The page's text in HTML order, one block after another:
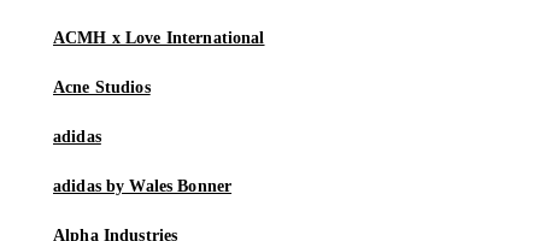
ACMH x Love International
Acne Studios
adidas
adidas by Wales Bonner
Alpha Industries